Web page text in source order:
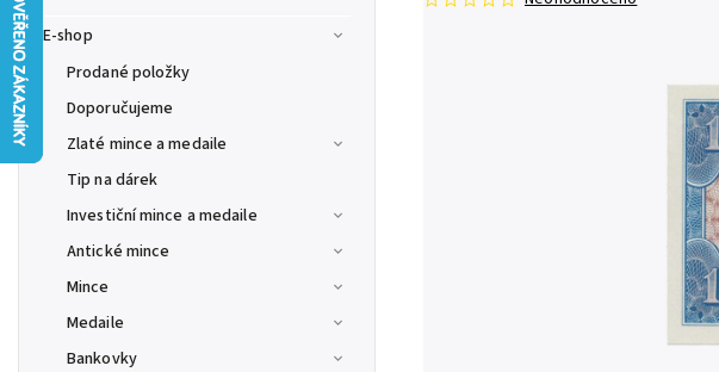
E-shop
Prodané položky
Doporučujeme
Zlaté mince a medaile
Tip na dárek
Investiční mince a medaile
Antické mince
Mince
Medaile
Bankovky